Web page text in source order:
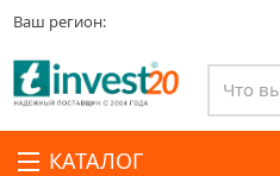
Ваш регион:
КАТАЛОГ